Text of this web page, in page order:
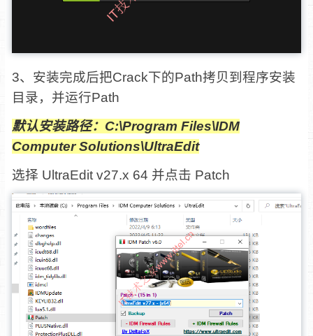
3、安装完成后把Crack下的Path拷贝到程序安装
目录，并运行Path
默认安装路径：C:\Program Files\IDM
Computer Solutions\UltraEdit
选择 UltraEdit v27.x 64 并点击 Patch